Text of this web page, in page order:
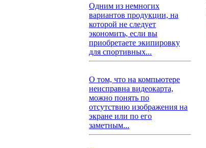
Одним из немногих
вариантов продукции, на
которой не следует
экономить, если вы
приобретаете экипировку
для спортивных...
О том, что на компьютере
неисправна видеокарта,
можно понять по
отсутствию изображения на
экране или по его
заметным...